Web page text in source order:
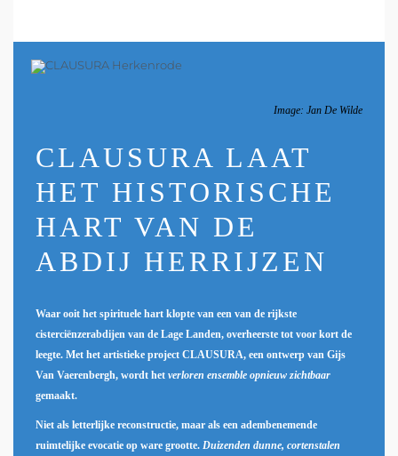
Image: Jan De Wilde
CLAUSURA LAAT
HET HISTORISCHE
HART VAN DE
ABDIJ HERRIJZEN
Waar ooit het spirituele hart klopte van een van de rijkste
cisterciënzerabdijen van de Lage Landen, overheerste tot voor kort de
leegte. Met het artistieke project CLAUSURA, een ontwerp van Gijs
Van Vaerenbergh, wordt het verloren ensemble opnieuw zichtbaar
gemaakt.
Niet als letterlijke reconstructie, maar als een adembenemende
ruimtelijke evocatie op ware grootte. Duizenden dunne, cortenstalen